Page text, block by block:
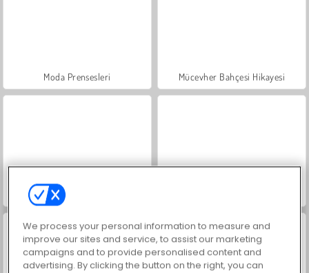
Moda Prensesleri Mücevher Bahçesi Hikayesi
Masha and the Bear: Meadows
We process your personal information to measure and
improve our sites and service, to assist our marketing
campaigns and to provide personalised content and
advertising. By clicking the button on the right, you can